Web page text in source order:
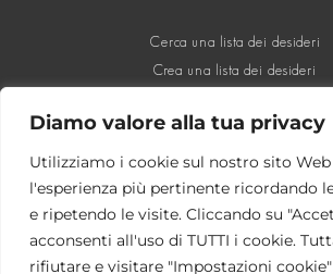
Diamo valore alla tua privacy
Utilizziamo i cookie sul nostro sito
l'esperienza più pertinente ricordando
e ripetendo le visite. Cliccando su
acconsenti all'uso di TUTTI i cookie.
rifiutare e visitare "Impostazioni
Cerca una lista dei desideri
Crea una lista dei desideri
SOCIAL